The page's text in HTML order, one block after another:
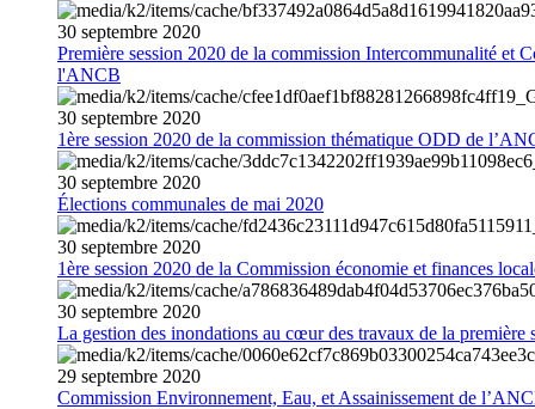
30 septembre 2020
Première session 2020 de la commission Intercommunalité et
l'ANCB
30 septembre 2020
1ère session 2020 de la commission thématique ODD de
30 septembre 2020
Élections communales de mai 2020
30 septembre 2020
1ère session 2020 de la Commission économie et finances
30 septembre 2020
La gestion des inondations au cœur des travaux de la première
29 septembre 2020
Commission Environnement, Eau, et Assainissement de